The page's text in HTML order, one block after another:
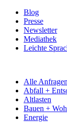
Blog
Presse
Newsletter
Mediathek
Leichte
Alle Anfragen
Abfall +
Altlasten
Bauen +
Energie